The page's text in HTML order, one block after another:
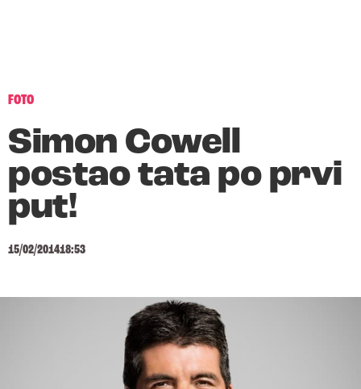
FOTO
Simon Cowell
postao tata po prvi
put!
15/02/201418:53